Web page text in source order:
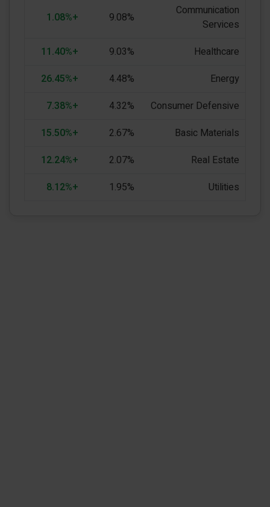
Communication
Services
9.08%
+1.08%
Healthcare
9.03%
+11.40%
Energy
4.48%
+26.45%
Consumer Defensive
4.32%
+7.38%
Basic Materials
2.67%
+15.50%
Real Estate
2.07%
+12.24%
Utilities
1.95%
+8.12%